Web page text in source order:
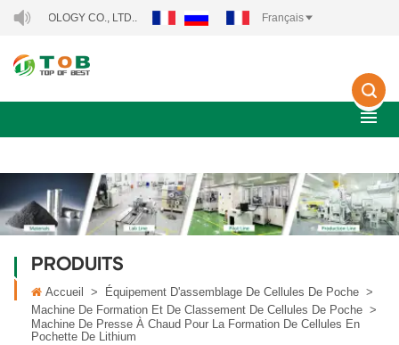
CO., LTD.. Français
PRODUITS
Accueil > Équipement D'assemblage De Cellules De Poche >
Machine De Formation Et De Classement De Cellules De Poche >
Machine De Presse À Chaud Pour La Formation De Cellules En
Pochette De Lithium